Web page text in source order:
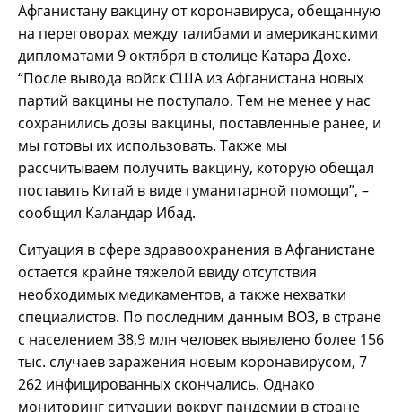
Афганистану вакцину от коронавируса, обещанную
на переговорах между талибами и американскими
дипломатами 9 октября в столице Катара Дохе.
“После вывода войск США из Афганистана новых
партий вакцины не поступало. Тем не менее у нас
сохранились дозы вакцины, поставленные ранее, и
мы готовы их использовать. Также мы
рассчитываем получить вакцину, которую обещал
поставить Китай в виде гуманитарной помощи”, –
сообщил Каландар Ибад.
Ситуация в сфере здравоохранения в Афганистане
остается крайне тяжелой ввиду отсутствия
необходимых медикаментов, а также нехватки
специалистов. По последним данным ВОЗ, в стране
с населением 38,9 млн человек выявлено более 156
тыс. случаев заражения новым коронавирусом, 7
262 инфицированных скончались. Однако
мониторинг ситуации вокруг пандемии в стране